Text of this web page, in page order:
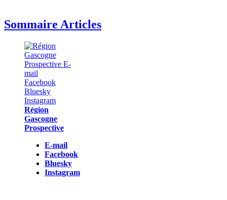
Sommaire Articles
Région
Gascogne
Prospective
E-mail
Facebook
Bluesky
Instagram